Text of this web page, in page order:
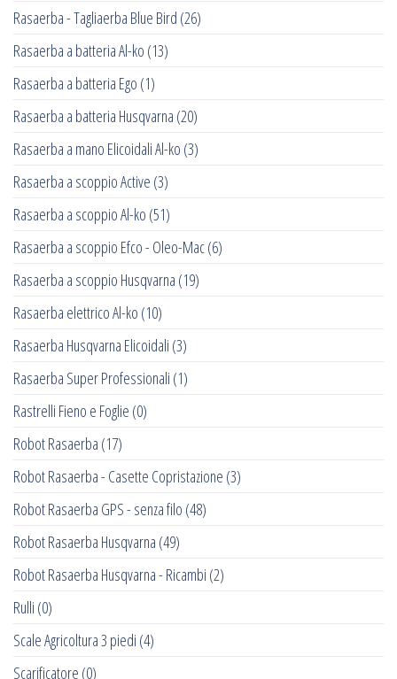
Rasaerba - Tagliaerba Blue Bird (26)
Rasaerba a batteria Al-ko (13)
Rasaerba a batteria Ego (1)
Rasaerba a batteria Husqvarna (20)
Rasaerba a mano Elicoidali Al-ko (3)
Rasaerba a scoppio Active (3)
Rasaerba a scoppio Al-ko (51)
Rasaerba a scoppio Efco - Oleo-Mac(6)
Rasaerba a scoppio Husqvarna (19)
Rasaerba elettrico Al-ko (10)
Rasaerba Husqvarna Elicoidali (3)
Rasaerba Super Professionali (1)
Rastrelli Fieno e Foglie (0)
Robot Rasaerba (17)
Robot Rasaerba - Casette Copristazione (3)
Robot Rasaerba GPS - senza filo (48)
Robot Rasaerba Husqvarna (49)
Robot Rasaerba Husqvarna - Ricambi (2)
Rulli (0)
Scale Agricoltura 3 piedi (4)
Scarificatore (0)